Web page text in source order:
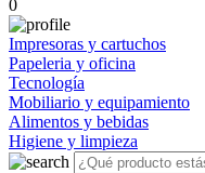
0
Impresoras y cartuchos
Papeleria y oficina
Tecnología
Mobiliario y equipamiento
Alimentos y bebidas
Higiene y limpieza